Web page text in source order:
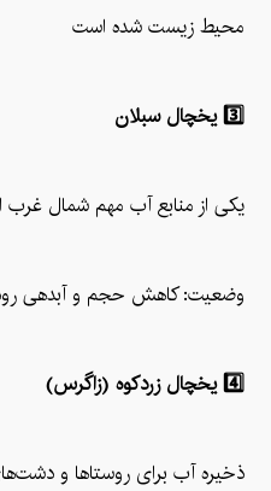
محیط زیست شده است
3️⃣ یخچال سبلان
یکی از منابع آب مهم شمال غرب
وضعیت: کاهش حجم و آبدهی
4️⃣ یخچال زردکوه (زاگرس)
ذخیره آب برای روستاها و